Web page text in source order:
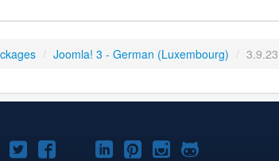
/ Joomla! 3 - German (Luxembourg) /
Joomla!Joomla!Joomla!
Joomla!Joomla!
Joomla!Joomla!